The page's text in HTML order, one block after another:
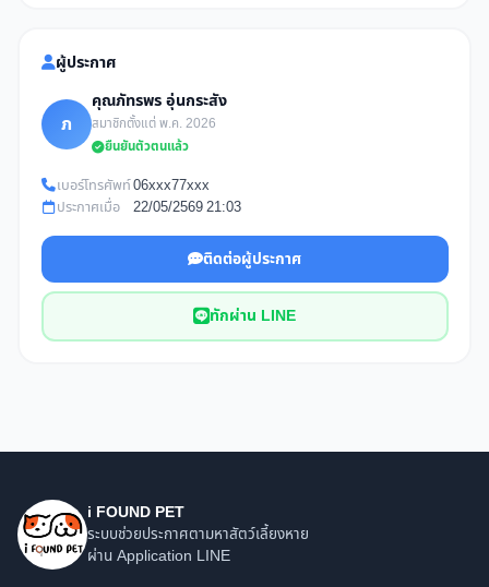
ผู้ประกาศ
ภ
คุณภัทรพร อุ่นกระสัง
สมาชิกตั้งแต่ พ.ค. 2026
ยืนยันตัวตนแล้ว
เบอร์โทรศัพท์06xxx77xxx
ประกาศเมื่อ
22/05/2569 21:03
ติดต่อผู้ประกาศ
ทักผ่าน LINE
i FOUND PET
ระบบช่วยประกาศตามหาสัตว์เลี้ยงหาย
ผ่าน Application LINE